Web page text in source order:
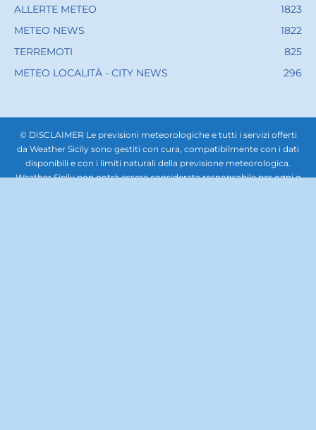
ALLERTE METEO
1823
METEO NEWS
1822
TERREMOTI
825
METEO LOCALITÀ - CITY NEWS
296
© DISCLAIMER Le previsioni meteorologiche e tutti i servizi offerti
da Weather Sicily sono gestiti con cura, compatibilmente con i dati
disponibili e con i limiti naturali della previsione meteorologica.
Weather Sicily non potrà essere considerata responsabile per ogni o